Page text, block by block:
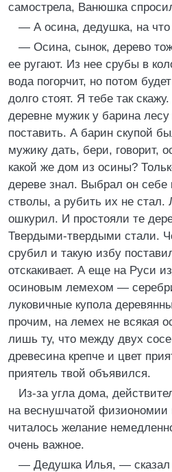
самострела, Ванюшка
— А осина, дедушка, на что
— Осина, сынок, дерево
ее ругают. Из нее срубы в
вода погорчит, но потом
долго стоят. Я тебе так
деревне мужик у барина
поставить. А барин скупой
мужику дать, бери, говорит,
какой же дом из осины?
дереве знал. Выбрал он себе
стволы, а рубить их не стал.
ошкурил. И простояли те
Твердыми-твердыми стали.
срубил и такую избу
отскакивает. А еще на Руси
осиновым лемехом —
луковичные купола
прочим, на лемех не всякая
лишь ту, что между двух
древесина крепче и цвет
приятель твой объявился.
Из-за угла дома,
на веснушчатой физиономии
читалось желание
очень важное.
— Дедушка Илья, —